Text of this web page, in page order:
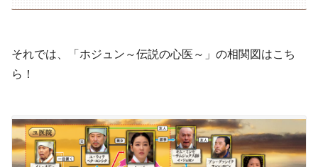
それでは、「ホジュン～伝説の心医～」の相関図はこち
ら！